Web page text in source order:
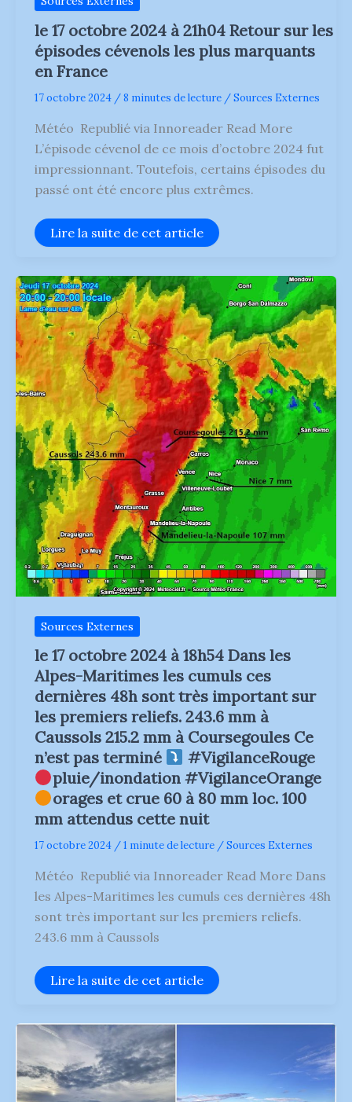
le 17 octobre 2024 à 21h04 Retour sur les
épisodes cévenols les plus marquants
en France
17 octobre 2024 /8 minutes de lecture /Sources Externes
Météo Republié via Innoreader Read More
L’épisode cévenol de ce mois d’octobre 2024 fut
impressionnant. Toutefois, certains épisodes du
passé ont été encore plus extrêmes.
le
17
à
21h04
Retour
sur
les
épisodes
cévenols
les
plus
marquants
en
France
Lire la suite de cet article
Sources Externes
le 17 octobre 2024 à 18h54 Dans les
Alpes-Maritimes les cumuls ces
dernières 48h sont très important sur
les premiers reliefs. 243.6 mm à
Caussols 215.2 mm à Coursegoules Ce
n’est pas terminé
#VigilanceRouge
pluie/inondation #VigilanceOrange
orages et crue 60 à 80 mm loc. 100
mm attendus cette nuit
17 octobre 2024 /1 minute de lecture /Sources Externes
Météo Republié via Innoreader Read More Dans
les Alpes-Maritimes les cumuls ces dernières 48h
sont très important sur les premiers reliefs.
243.6 mm à Caussols
le
17
à
18h54
les
Alpes-
Maritimes
Lire la suite de cet article